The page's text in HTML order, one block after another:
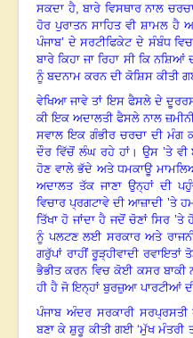
ਸਕਦਾ ਹੈ, ਬਾਰੇ ਵਿਸਥਾਰ ਨਾਲ
ਹੋਰ ਪੁਰਾਤਨ ਸਾਹਿਤ ਵੀ ਸ਼ਾਮਲ ਹੈ
ਪੰਜਾਬ’ ਦੇ ਸਰਟੀਫਿਕੇਟ ਦੇ ਸੰਬੰਧ
ਬਾਰੇ ਕਿਹਾ ਜਾ ਰਿਹਾ ਸੀ ਕਿ
ਨੂੰ ਬਦਨਾਮ ਕਰਨ ਦੀ ਕੋਸ਼ਿਸ ਕੀਤੀ
ਵੇਖਿਆ ਜਾਵੇ ਤਾਂ ਇਸ ਫੈਸਲੇ ਦੇ
ਕੀ ਇਕ ਅਦਾਲਤੀ ਫੈਸਲੇ ਨਾਲ
ਸਵਾਲ ਇਕ ਗੰਭੀਰ ਚਰਚਾ ਦੀ
ਦੌਰ ਵਿੱਚੋਂ ਲੰਘ ਰਹੇ ਹਾਂ। ਉਸ ’ਤੇ
ਹੋਣ ਵਾਲੇ ਭੱਦੇ ਅਤੇ ਧਮਕਾਊ
ਅਦਾਲਤ ਤੱਕ ਜਾਣਾ ਉਨ੍ਹਾਂ ਦੀ
ਵਿਚਾਰ ਪ੍ਰਗਟਾਵੇ ਦੀ ਆਜ਼ਾਦੀ ’ਤੇ
ਤਿੱਖਾ ਹੋ ਜਾਂਦਾ ਹੈ ਜਦੋਂ ਚੋਣਾਂ ਸਿਰ
ਨੂੰ ਪਲਟਣ ਲਈ ਸਰਕਾਰ ਅਤੇ
ਗਰੁੱਪਾਂ ਰਾਹੀਂ ਰੂੜ੍ਹੀਵਾਦੀ ਰਵਾਇਤਾਂ
ਭੈਭੀਤ ਕਰਨ ਵਿਚ ਕੋਈ ਕਸਰ ਬਾਕੀ
ਹੀ ਹੈ ਜੋ ਇਨ੍ਹਾਂ ਬੁਰਜ਼ੁਆ ਪਾਰਟੀਆਂ
ਪੰਜਾਬ ਅੰਦਰ ਸਰਕਾਰੀ
ਬਣਾ ਕੇ ਸ਼ੁਰੂ ਕੀਤੀ ਗਈ ‘ਮੁੱਖ ਮੰਤਰੀ